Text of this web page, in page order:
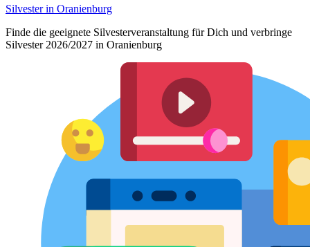
Silvester in Oranienburg
Finde die geeignete Silvesterveranstaltung für Dich und verbringe
Silvester 2026/2027 in Oranienburg